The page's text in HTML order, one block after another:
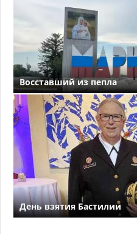
Восставший из пепла
День взятия Бастилии